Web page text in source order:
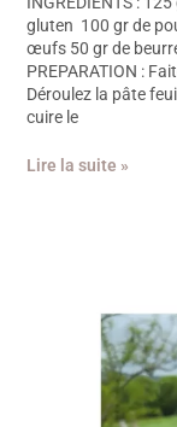
gluten 100 gr de
œufs 50 gr de
PREPARATION :
Déroulez la pâte
cuire le
Lire la suite »